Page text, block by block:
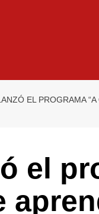
EL PROGRAMA
el